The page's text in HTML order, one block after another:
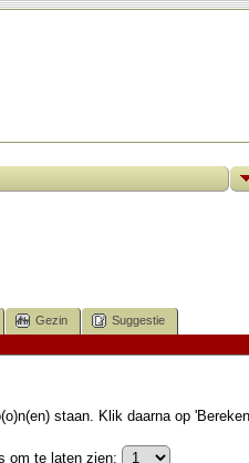
Gezin Suggestie
staan. Klik daarna op
om te laten zien: